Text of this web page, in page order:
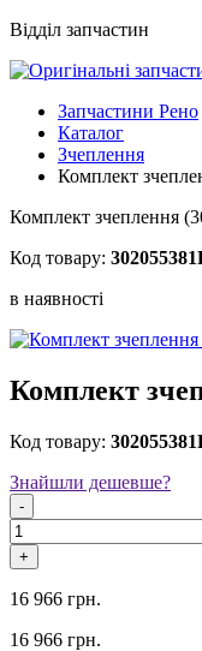
Відділ запчастин
Запчастини Рено
Каталог
Зчеплення
Комплект
Комплект зчеплення
Код товару:
в наявностi
Комплект
Код товару:
Знайшли дешевше?
-
+
16 966 грн.
16 966 грн.